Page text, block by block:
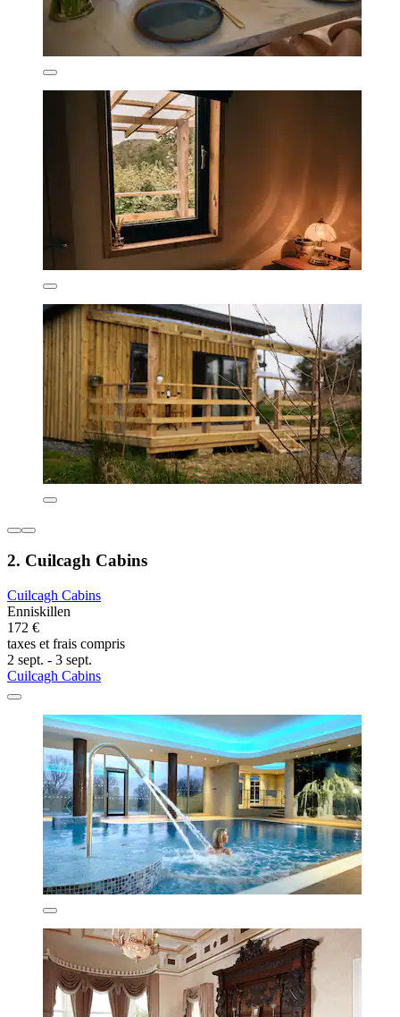
2. Cuilcagh Cabins
Cuilcagh Cabins
Enniskillen
172 €
taxes et frais compris
2 sept. - 3 sept.
Cuilcagh Cabins